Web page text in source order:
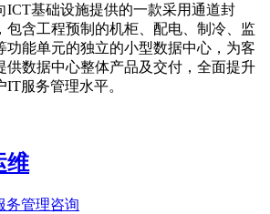
ICT基础设施提供的一款采用通道封
包含工程预制的机柜、配电、制冷、监
功能单元的独立的小型数据中心，为客
供数据中心整体产品及交付，全面提升
IT服务管理水平。
维
务管理咨询